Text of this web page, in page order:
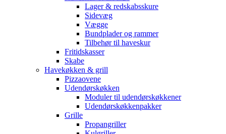
Lager & redskabsskure
Sidevæg
Vægge
Bundplader og rammer
Tilbehør til haveskur
Fritidskasser
Skabe
Havekøkken & grill
Pizzaovene
Udendørskøkken
Moduler til udendørskøkkener
Udendørskøkkenpakker
Grille
Propangriller